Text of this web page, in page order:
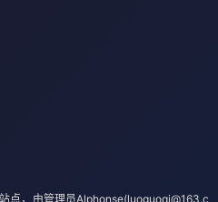
点，由管理员Alphonse(luoguoqi@163.c